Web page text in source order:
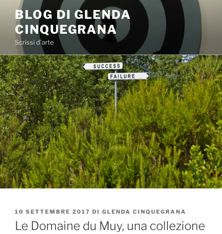
contenuto
BLOG DI GLENDA
CINQUEGRANA
Scrissi d’arte
PUBBLICATO
IL
10 SETTEMBRE 2017 DI GLENDA CINQUEGRANA
Le Domaine du Muy, una collezione